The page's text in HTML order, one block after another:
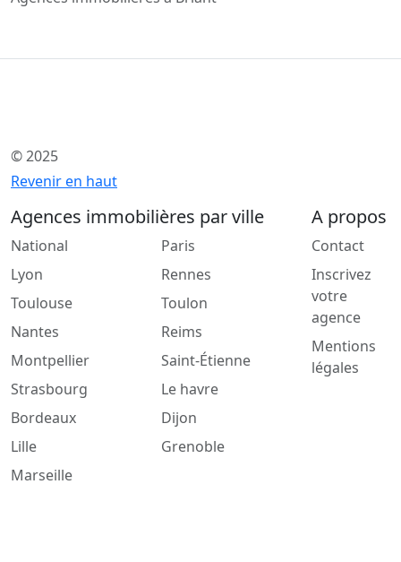
© 2025
Revenir en haut
Agences immobilières par ville
National
Lyon
Toulouse
Nantes
Montpellier
Strasbourg
Bordeaux
Lille
Marseille
Paris
Rennes
Toulon
Reims
Saint-Étienne
Le havre
Dijon
Grenoble
A propos
Contact
Inscrivez
votre
agence
Mentions
légales